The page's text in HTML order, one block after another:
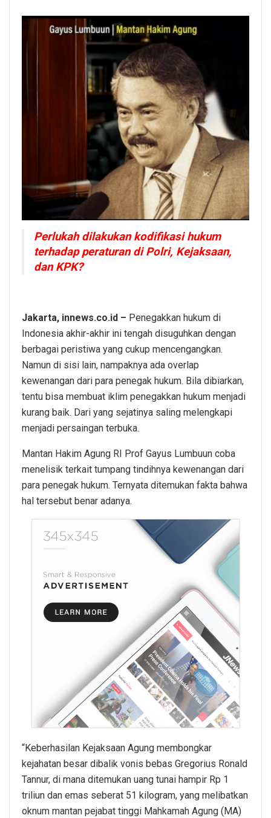
Perlukah dilakukan kodifikasi hukum
terhadap peraturan di Polri, Kejaksaan,
dan KPK?
Jakarta, innews.co.id – Penegakkan hukum di
Indonesia akhir-akhir ini tengah disuguhkan dengan
berbagai peristiwa yang cukup mencengangkan.
Namun di sisi lain, nampaknya ada overlap
kewenangan dari para penegak hukum. Bila dibiarkan,
tentu bisa membuat iklim penegakkan hukum menjadi
kurang baik. Dari yang sejatinya saling melengkapi
menjadi persaingan terbuka.
Mantan Hakim Agung RI Prof Gayus Lumbuun coba
menelisik terkait tumpang tindihnya kewenangan dari
para penegak hukum. Ternyata ditemukan fakta bahwa
hal tersebut benar adanya.
“Keberhasilan Kejaksaan Agung membongkar
kejahatan besar dibalik vonis bebas Gregorius Ronald
Tannur, di mana ditemukan uang tunai hampir Rp 1
triliun dan emas seberat 51 kilogram, yang melibatkan
oknum mantan pejabat tinggi Mahkamah Agung (MA)